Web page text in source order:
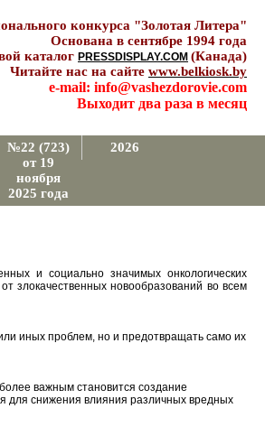
конкурса "Золотая Литера"
Основана в сентябре 1994 года
каталог PRESSDISPLAY.COM (Канада)
Читайте нас на сайте www.belkiosk.by
e-mail: info@vashezdorovie.com
Выходит два раза в месяц
№22 (723)
от 19
ноября
2025 года
2026
и социально значимых онкологических
злокачественных новообразований во всем
иных проблем, но и предотвращать само их
важным становится создание
для снижения влияния различных вредных